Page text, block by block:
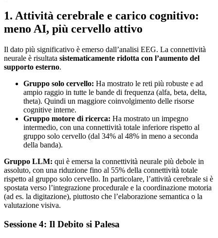
1. Attività cerebrale e carico cognitivo:
meno AI, più cervello attivo
Il dato più significativo è emerso dall’analisi EEG. La connettività
neurale è risultata sistematicamente ridotta con l’aumento del
supporto esterno.
Gruppo solo cervello: Ha mostrato le reti più robuste e ad
ampio raggio in tutte le bande di frequenza (alfa, beta, delta,
theta). Quindi un maggiore coinvolgimento delle risorse
cognitive interne.
Gruppo motore di ricerca: Ha mostrato un impegno
intermedio, con una connettività totale inferiore rispetto al
gruppo solo cervello (dal 34% al 48% in meno a seconda
della banda).
Gruppo LLM: qui è emersa la connettività neurale più debole in
assoluto, con una riduzione fino al 55% della connettività totale
rispetto al gruppo solo cervello. In particolare, l’attività cerebrale si è
spostata verso l’integrazione procedurale e la coordinazione motoria
(ad es. la digitazione), piuttosto che l’elaborazione semantica o la
valutazione visiva.
Sessione 4: Il Debito si Palesa